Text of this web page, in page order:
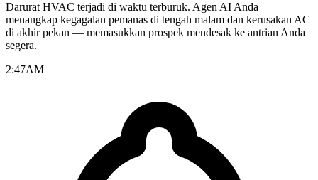
Darurat HVAC terjadi di waktu terburuk. Agen AI Anda
menangkap kegagalan pemanas di tengah malam dan kerusakan AC
di akhir pekan — memasukkan prospek mendesak ke antrian Anda
segera.
2:47AM